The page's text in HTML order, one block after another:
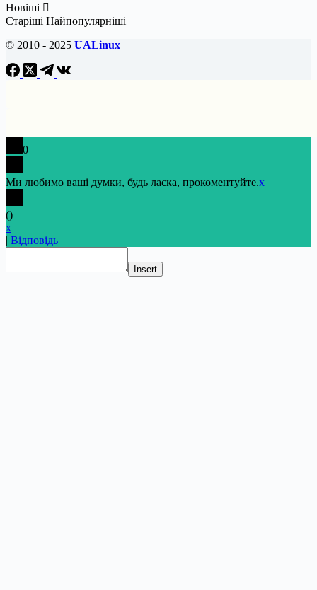
Новіші
Старіші Найпопулярніші
© 2010 - 2025 UALinux
0
Ми любимо ваші думки, будь ласка, прокоментуйте.x
()
x
| Відповідь
Insert